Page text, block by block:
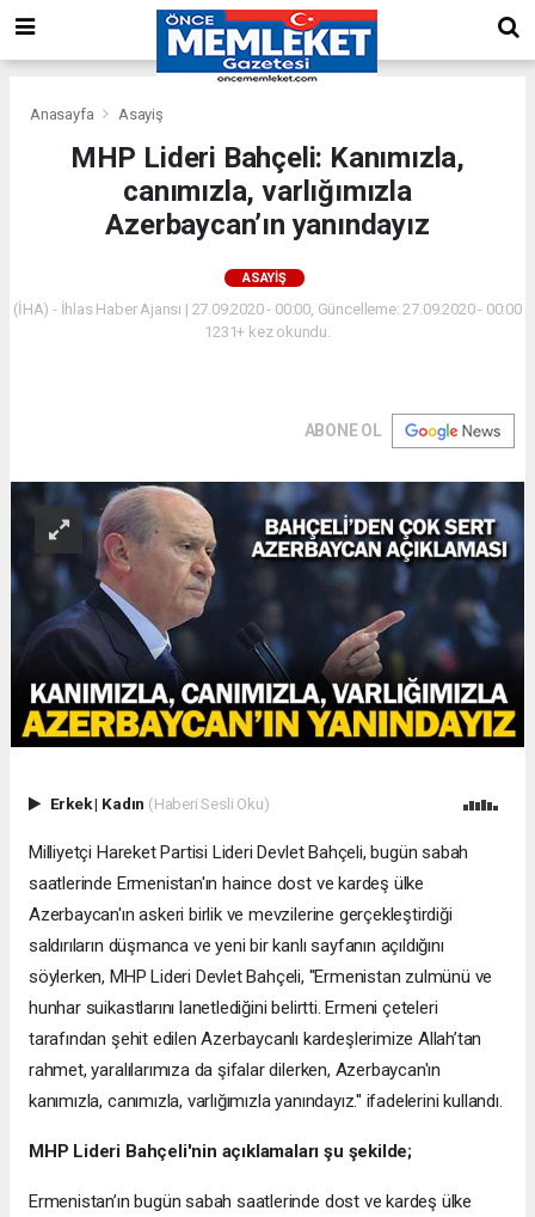
Anasayfa Asayiş
MHP Lideri Bahçeli: Kanımızla,
canımızla, varlığımızla
Azerbaycan’ın yanındayız
ASAYIŞ
(İHA) - İhlas Haber Ajansı | 27.09.2020 - 00:00, Güncelleme: 27.09.2020 - 00:00
1231+ kez okundu.
ABONE OL
Erkek| Kadın (Haberi Sesli Oku)
Milliyetçi Hareket Partisi Lideri Devlet Bahçeli, bugün sabah
saatlerinde Ermenistan'ın haince dost ve kardeş ülke
Azerbaycan'ın askeri birlik ve mevzilerine gerçekleştirdiği
saldırıların düşmanca ve yeni bir kanlı sayfanın açıldığını
söylerken, MHP Lideri Devlet Bahçeli, ''Ermenistan zulmünü ve
hunhar suikastlarını lanetlediğini belirtti. Ermeni çeteleri
tarafından şehit edilen Azerbaycanlı kardeşlerimize Allah’tan
rahmet, yaralılarımıza da şifalar dilerken, Azerbaycan'ın
kanımızla, canımızla, varlığımızla yanındayız.'' ifadelerini kullandı.
MHP Lideri Bahçeli'nin açıklamaları şu şekilde;
Ermenistan’ın bugün sabah saatlerinde dost ve kardeş ülke